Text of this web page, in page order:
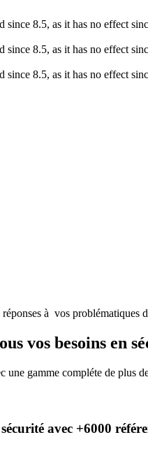
since 8.5, as it has no effect
since 8.5, as it has no effect
since 8.5, as it has no effect
à vos problématiques
vos besoins en
une gamme compléte de plus
avec +6000